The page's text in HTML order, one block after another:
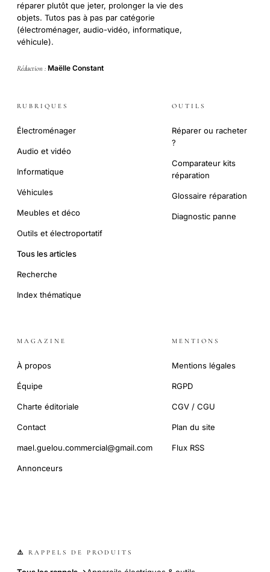
réparer plutôt que jeter, prolonger la vie des
objets. Tutos pas à pas par catégorie
(électroménager, audio-vidéo, informatique,
véhicule).
Rédaction : Maëlle Constant
RUBRIQUES
Électroménager
Audio et vidéo
Informatique
Véhicules
Meubles et déco
Outils et électroportatif
Tous les articles
Recherche
Index thématique
OUTILS
Réparer ou racheter
?
Comparateur kits
réparation
Glossaire réparation
Diagnostic panne
MAGAZINE
À propos
Équipe
Charte éditoriale
Contact
mael.guelou.commercial@gmail.com
Annonceurs
MENTIONS
Mentions légales
RGPD
CGV / CGU
Plan du site
Flux RSS
⚠️ RAPPELS DE PRODUITS